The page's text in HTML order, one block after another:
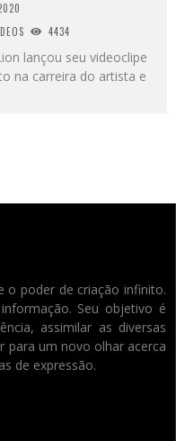
4434
lançou seu videoclipe
na carreira do artista e
o poder de criação infinito.
Seu objetivo é
assimilar as diversas
para um novo olhar acerca
de expressão.